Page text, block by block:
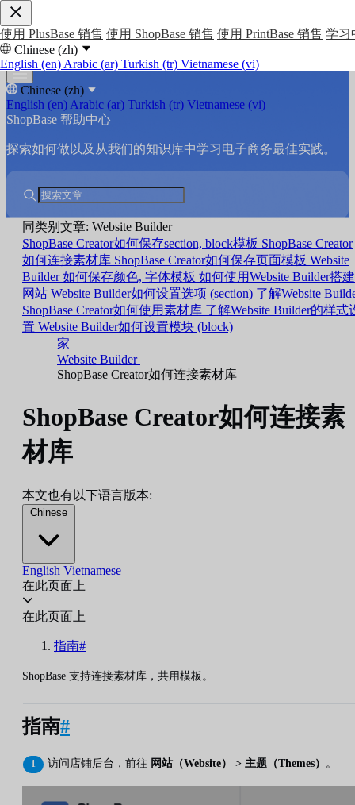
使用 PlusBase 销售 使用 ShopBase 销售 使用 PrintBase 销售 学习
Chinese (zh)
English (en) Arabic (ar) Turkish (tr) Vietnamese (vi)
Chinese (zh)
English (en) Arabic (ar) Turkish (tr) Vietnamese (vi)
ShopBase 帮助中心
探索如何做以及从我们的知识库中学习电子商务最佳实践。
同类别文章: Website Builder
ShopBase Creator如何保存section, block模板 ShopBase Creator
如何连接素材库 ShopBase Creator如何保存页面模板 Website
Builder 如何保存颜色, 字体模板 如何使用Website Builder搭建
网站 Website Builder如何设置选项 (section) 了解Website
ShopBase Creator如何使用素材库 了解Website Builder的样式
置 Website Builder如何设置模块 (block)
家
Website Builder
ShopBase Creator如何连接素材库
ShopBase Creator如何连接素
材库
本文也有以下语言版本:
Chinese
English Vietnamese
在此页面上
在此页面上
指南#
ShopBase 支持连接素材库，共用模板。
指南#
访问店铺后台，前往 网站（Website） > 主题（Themes） 。